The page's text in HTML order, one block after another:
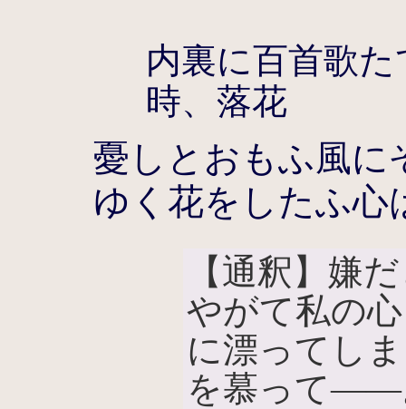
内裏に百首歌
時、落花
憂しとおもふ風に
ゆく花をしたふ心
【通釈】嫌
やがて私の
に漂ってし
を慕って――